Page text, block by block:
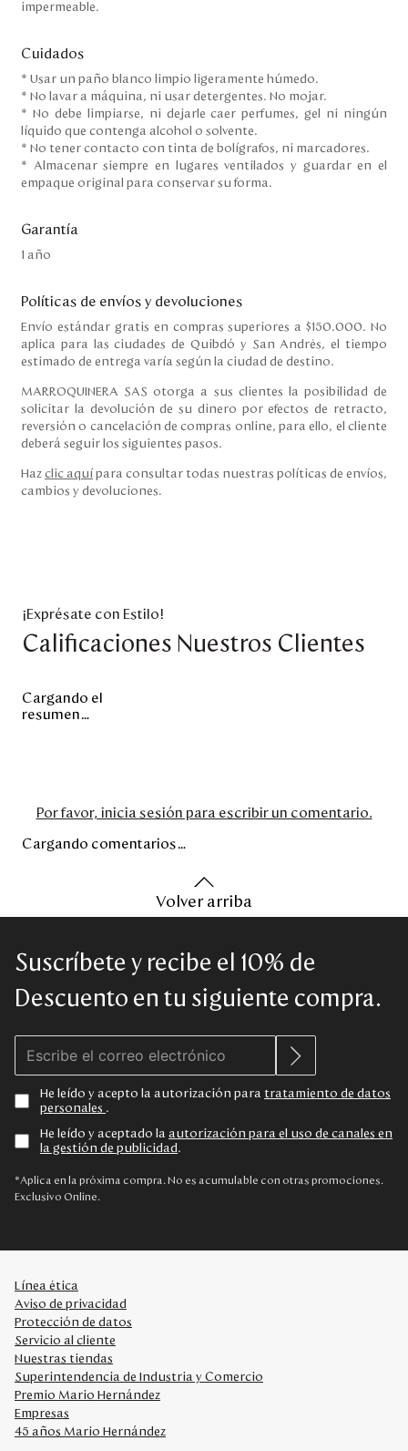
impermeable.
Cuidados
* Usar un paño blanco limpio ligeramente húmedo.
* No lavar a máquina, ni usar detergentes. No mojar.
* No debe limpiarse, ni dejarle caer perfumes, gel ni ningún
líquido que contenga alcohol o solvente.
* No tener contacto con tinta de bolígrafos, ni marcadores.
* Almacenar siempre en lugares ventilados y guardar en el
empaque original para conservar su forma.
Garantía
1 año
Políticas de envíos y devoluciones
Envío estándar gratis en compras superiores a $150.000. No
aplica para las ciudades de Quibdó y San Andrés, el tiempo
estimado de entrega varía según la ciudad de destino.
MARROQUINERA SAS otorga a sus clientes la posibilidad de
solicitar la devolución de su dinero por efectos de retracto,
reversión o cancelación de compras online, para ello, el cliente
deberá seguir los siguientes pasos.
Haz clic aquí para consultar todas nuestras políticas de envíos,
cambios y devoluciones.
¡Exprésate con Estilo!
Calificaciones Nuestros Clientes
Cargando el
resumen…
Por favor, inicia sesión para escribir un comentario.
Cargando comentarios…
Volver arriba
Suscríbete y recibe el 10% de
Descuento en tu siguiente compra.
He leído y acepto la autorización para tratamiento de datos
personales .
He leído y aceptado la autorización para el uso de canales en
la gestión de publicidad .
*Aplica en la próxima compra. No es acumulable con otras promociones.
Exclusivo Online.
Línea ética
Aviso de privacidad
Protección de datos
Servicio al cliente
Nuestras tiendas
Superintendencia de Industria y Comercio
Premio Mario Hernández
Empresas
45 años Mario Hernández